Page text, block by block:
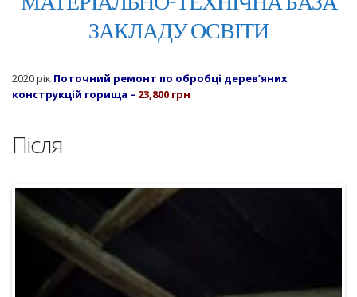
ЗАКЛАДУ ОСВІТИ
2020 рік Поточний ремонт по обробці дерев’яних
конструкцій горища – 23,800 грн
Після